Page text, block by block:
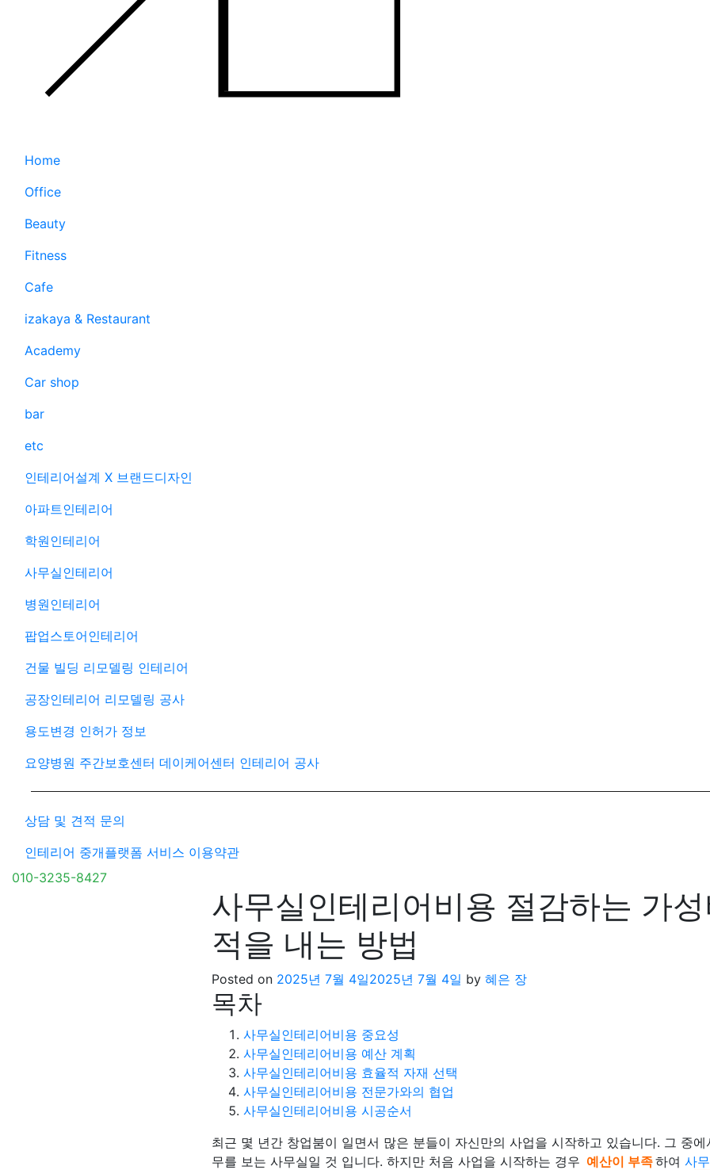
Home
Office
Beauty
Fitness
Cafe
izakaya & Restaurant
Academy
Car shop
bar
etc
인테리어설계 X 브랜드디자인
아파트인테리어
학원인테리어
사무실인테리어
병원인테리어
팝업스토어인테리어
건물 빌딩 리모델링 인테리어
공장인테리어 리모델링 공사
용도변경 인허가 정보
요양병원 주간보호센터 데이케어센터 인테리어 공사
상담 및 견적 문의
인테리어 중개플랫폼 서비스 이용약관
010-3235-8427
사무실인테리어비용 절감하는 가
적을 내는 방법
Posted on 2025년 7월 4일2025년 7월 4일 by 혜은 장
목차
사무실인테리어비용 중요성
사무실인테리어비용 예산 계획
사무실인테리어비용 효율적 자재 선택
사무실인테리어비용 전문가와의 협업
사무실인테리어비용 시공순서
최근 몇 년간 창업붐이 일면서 많은 분들이 자신만의 사업을 시작하고 있습니다. 그 중
무를 보는 사무실일 것 입니다. 하지만 처음 사업을 시작하는 경우 예산이 부족하여사